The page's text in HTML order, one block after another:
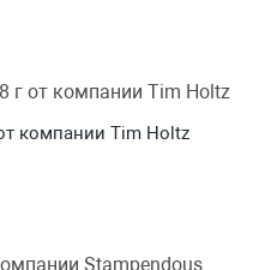
компании Tim Holtz